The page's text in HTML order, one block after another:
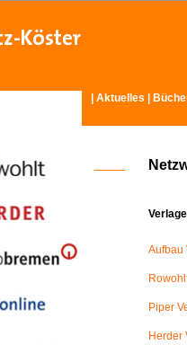
Aktuelles
Verlage
Aufbau
Piper
Herder